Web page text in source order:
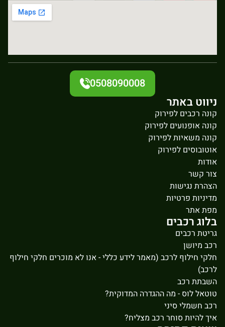
0508090008
ניווט באתר
קונה רכבים לפירוק
קונה אופנועים לפירוק
קונה משאיות לפירוק
אוטובוסים לפירוק
אודות
צור קשר
הצהרת נגישות
מדיניות פרטיות
מפת אתר
בלוג רכבים
גריטת רכבים
רכב מיושן
חלקי חילוף לרכב (מאמר לידע כללי - אנו לא מוכרים חלקי חילוף
לרכב)
השבתת רכב
טוטאל לוס - מה ההגדרה המדוקית?
רכב חשמלי סיני
איך להיות סוחר רכב מצליח?